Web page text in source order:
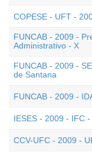
COPESE - UFT -
FUNCAB - 2009 -
Administrativo - X
FUNCAB - 2009 -
de Santana
FUNCAB - 2009 -
IESES - 2009 - IFC
CCV-UFC - 2009 -